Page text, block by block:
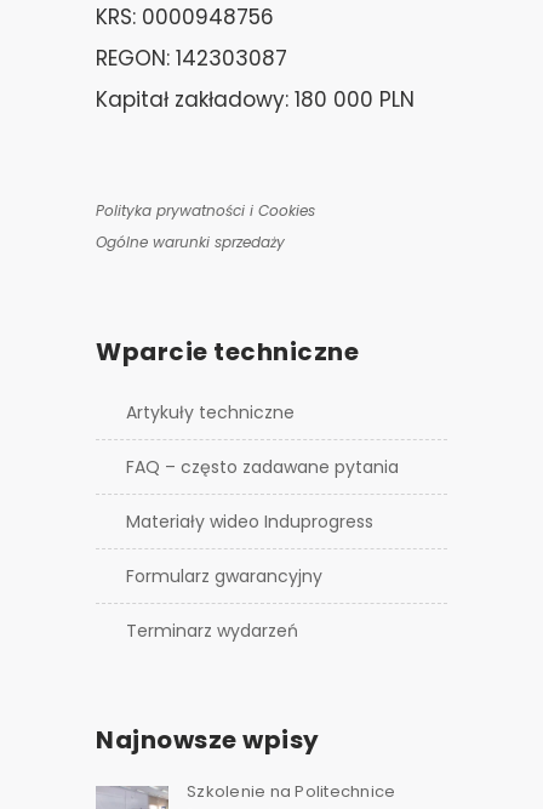
KRS: 0000948756
REGON: 142303087
Kapitał zakładowy: 180 000 PLN
Polityka prywatności i Cookies
Ogólne warunki sprzedaży
Wparcie techniczne
Artykuły techniczne
FAQ – często zadawane pytania
Materiały wideo Induprogress
Formularz gwarancyjny
Terminarz wydarzeń
Najnowsze wpisy
Szkolenie na Politechnice